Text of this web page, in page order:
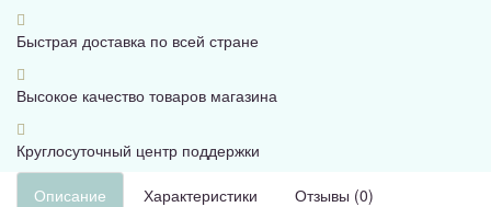
Быстрая доставка по всей стране
Высокое качество товаров магазина
Круглосуточный центр поддержки
Описание Характеристики Отзывы (0)